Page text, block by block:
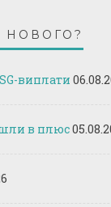
НОВОГО?
виплати
в плюс